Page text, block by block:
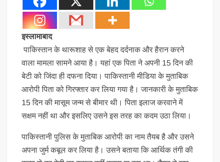
इस्लामाबाद
पाकिस्तान के थारूशाह से एक बेहद दर्दनाक और हैरान करने
वाला मामला सामने आया है। यहां एक पिता ने अपनी 15 दिन की
बेटी को जिंदा ही दफना दिया। पाकिस्तानी मीडिया के मुताबिक
आरोपी पिता को गिरफ्तार कर लिया गया है। जानकारी के मुताबिक
15 दिन की मासूम जन्म से बीमार थी। पिता इलाज करवाने में
सक्षम नहीं था और इसलिए उसने इस तरह का कदम उठा लिया।
पाकिस्तानी पुलिस के मुताबिक आरोपी का नाम तैयब है और उसने
अपना जुर्म कबूल कर लिया है। उसने बताया कि आर्थिक तंगी की